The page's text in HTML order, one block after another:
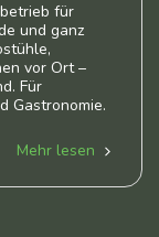
für
und ganz
vor Ort –
Für
Gastronomie.
Mehr lesen